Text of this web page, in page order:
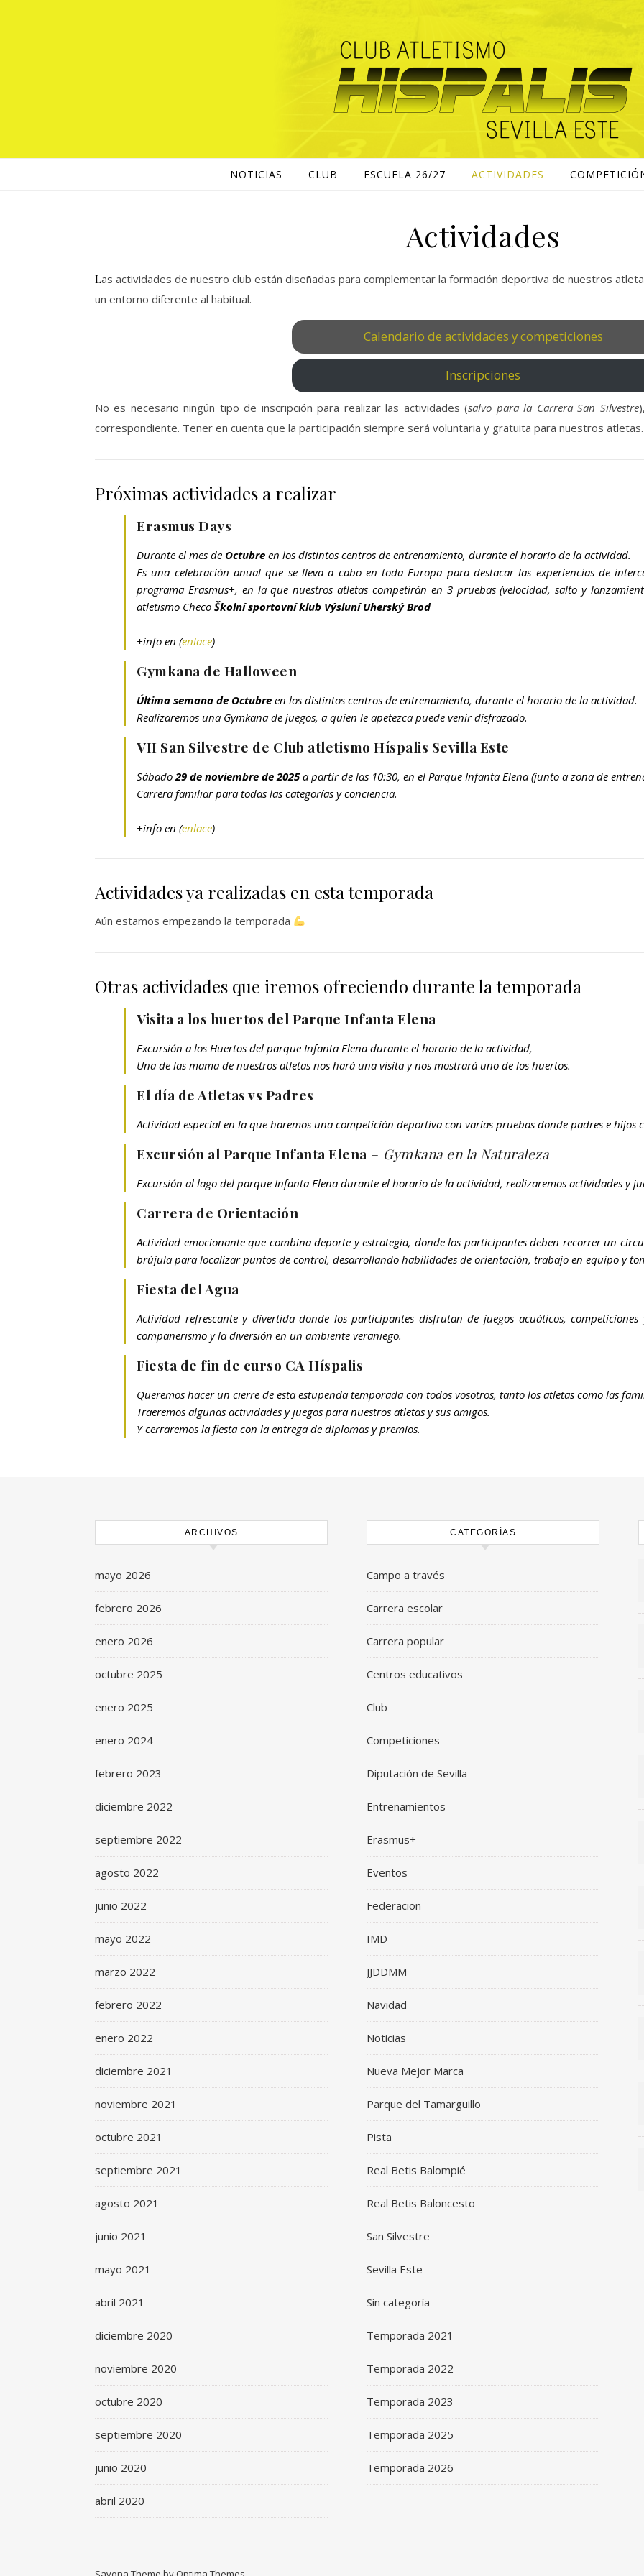
NOTICIAS CLUB ESCUELA 26/27 ACTIVIDADES
Actividades
Las actividades de nuestro club están diseñadas para complementar la formación deportiva de nuestros atletas, fomentando el aprendizaje y la diversión en
un entorno diferente al habitual.
Calendario de actividades y competiciones
Inscripciones
No es necesario ningún tipo de inscripción para realizar las actividades (salvo para la Carrera San Silvestre
correspondiente. Tener en cuenta que la participación siempre será voluntaria y gratuita para nuestros atletas.
Próximas actividades a realizar
Erasmus Days
Durante el mes de Octubre en los distintos centros de entrenamiento, durante el horario de la actividad.
Es una celebración anual que se lleva a cabo en toda Europa para destacar las experiencias de
programa Erasmus+, en la que nuestros atletas competirán en 3 pruebas (velocidad, salto y
atletismo Checo Školní sportovní klub Výsluní Uherský Brod
+info en (enlace)
Gymkana de Halloween
Última semana de Octubre en los distintos centros de entrenamiento, durante el horario de la actividad.
Realizaremos una Gymkana de juegos, a quien le apetezca puede venir disfrazado.
VII San Silvestre de Club atletismo Híspalis Sevilla Este
Sábado29 de noviembre de 2025a partir de las 10:30, en el Parque Infanta Elena (junto a zona de
Carrera familiar para todas las categorías y conciencia.
+info en (enlace)
Actividades ya realizadas en esta temporada
Aún estamos empezando la temporada
Otras actividades que iremos ofreciendo durante la temporada
Visita a los huertos del Parque Infanta Elena
Excursión a los Huertos del parque Infanta Elena durante el horario de la actividad,
Una de las mama de nuestros atletas nos hará una visita y nos mostrará uno de los huertos.
El día de Atletas vs Padres
Actividad especial en la que haremos una competición deportiva con varias pruebas donde padres e hijos
Excursión al Parque Infanta Elena – Gymkana en la Naturaleza
Excursión al lago del parque Infanta Elena durante el horario de la actividad, realizaremos actividades y
Carrera de Orientación
Actividad emocionante que combina deporte y estrategia, donde los participantes deben recorrer un
brújula para localizar puntos de control, desarrollando habilidades de orientación, trabajo en equipo y
Fiesta del Agua
Actividad refrescante y divertida donde los participantes disfrutan de juegos acuáticos,
compañerismo y la diversión en un ambiente veraniego.
Fiesta de fin de curso CA Híspalis
Queremos hacer un cierre de esta estupenda temporada con todos vosotros, tanto los atletas como las
Traeremos algunas actividades y juegos para nuestros atletas y sus amigos.
Y cerraremos la fiesta con la entrega de diplomas y premios.
ARCHIVOS
mayo 2026
febrero 2026
enero 2026
octubre 2025
enero 2025
enero 2024
febrero 2023
diciembre 2022
septiembre 2022
agosto 2022
junio 2022
mayo 2022
marzo 2022
febrero 2022
enero 2022
diciembre 2021
noviembre 2021
octubre 2021
septiembre 2021
agosto 2021
junio 2021
mayo 2021
abril 2021
diciembre 2020
noviembre 2020
octubre 2020
septiembre 2020
junio 2020
abril 2020
CATEGORÍAS
Campo a través
Carrera escolar
Carrera popular
Centros educativos
Club
Competiciones
Diputación de Sevilla
Entrenamientos
Erasmus+
Eventos
Federacion
IMD
JJDDMM
Navidad
Noticias
Nueva Mejor Marca
Parque del Tamarguillo
Pista
Real Betis Balompié
Real Betis Baloncesto
San Silvestre
Sevilla Este
Sin categoría
Temporada 2021
Temporada 2022
Temporada 2023
Temporada 2025
Temporada 2026